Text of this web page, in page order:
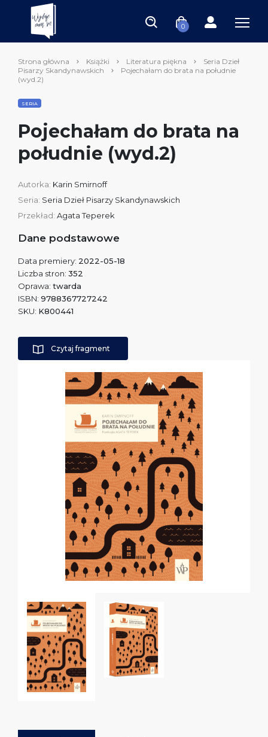
0
Strona główna Książki Literatura piękna
Seria Dzieł
Pisarzy Skandynawskich
Pojechałam do brata na południe
(wyd.2)
SERIA
Pojechałam do brata na
południe (wyd.2)
Autorka: Karin Smirnoff
Seria: Seria Dzieł Pisarzy Skandynawskich
Przekład: Agata Teperek
Dane podstawowe
Data premiery: 2022-05-18
Liczba stron: 352
Oprawa: twarda
ISBN: 9788367727242
SKU: K800441
Czytaj fragment